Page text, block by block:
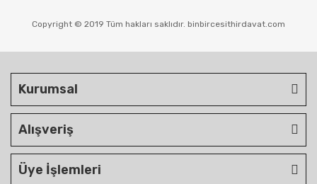
Copyright © 2019 Tüm hakları saklıdır. binbircesithirdavat.com
Kurumsal
Alışveriş
Üye İşlemleri